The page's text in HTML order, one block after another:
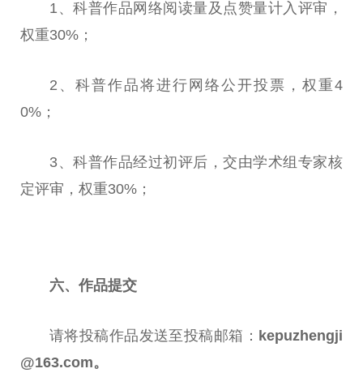
1、科普作品网络阅读量及点赞量计入评审，
权重30%；
2、科普作品将进行网络公开投票，权重4
0%；
3、科普作品经过初评后，交由学术组专家核
定评审，权重30%；
六、作品提交
请将投稿作品发送至投稿邮箱： kepuzhengji
@163.com。